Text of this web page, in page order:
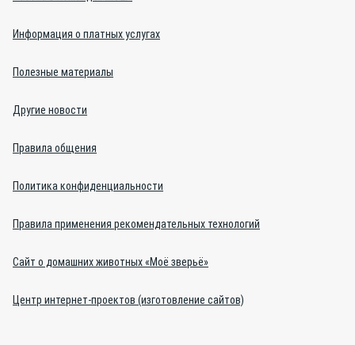
Информация о платных услугах
Полезные материалы
Другие новости
Правила общения
Политика конфиденциальности
Правила применения рекомендательных технологий
Сайт о домашних животных «Моё зверьё»
Центр интернет-проектов (изготовление сайтов)